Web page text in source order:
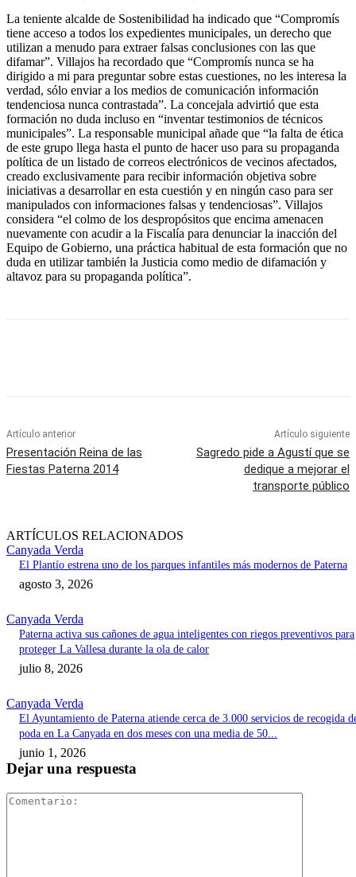
La teniente alcalde de Sostenibilidad ha indicado que “Compromís
tiene acceso a todos los expedientes municipales, un derecho que
utilizan a menudo para extraer falsas conclusiones con las que
difamar”. Villajos ha recordado que “Compromís nunca se ha
dirigido a mi para preguntar sobre estas cuestiones, no les interesa la
verdad, sólo enviar a los medios de comunicación información
tendenciosa nunca contrastada”. La concejala advirtió que esta
formación no duda incluso en “inventar testimonios de técnicos
municipales”. La responsable municipal añade que “la falta de ética
de este grupo llega hasta el punto de hacer uso para su propaganda
política de un listado de correos electrónicos de vecinos afectados,
creado exclusivamente para recibir información objetiva sobre
iniciativas a desarrollar en esta cuestión y en ningún caso para ser
manipulados con informaciones falsas y tendenciosas”. Villajos
considera “el colmo de los despropósitos que encima amenacen
nuevamente con acudir a la Fiscalía para denunciar la inacción del
Equipo de Gobierno, una práctica habitual de esta formación que no
duda en utilizar también la Justicia como medio de difamación y
altavoz para su propaganda política”.
Artículo anterior
Presentación Reina de las
Fiestas Paterna 2014
Artículo siguiente
Sagredo pide a Agustí que se
dedique a mejorar el
transporte público
ARTÍCULOS RELACIONADOS
Canyada Verda
El Plantío estrena uno de los parques infantiles más modernos de Paterna
agosto 3, 2026
Canyada Verda
Paterna activa sus cañones de agua inteligentes con riegos preventivos para
proteger La Vallesa durante la ola de calor
julio 8, 2026
Canyada Verda
El Ayuntamiento de Paterna atiende cerca de 3.000 servicios de recogida
poda en La Canyada en dos meses con una media de 50...
junio 1, 2026
Dejar una respuesta